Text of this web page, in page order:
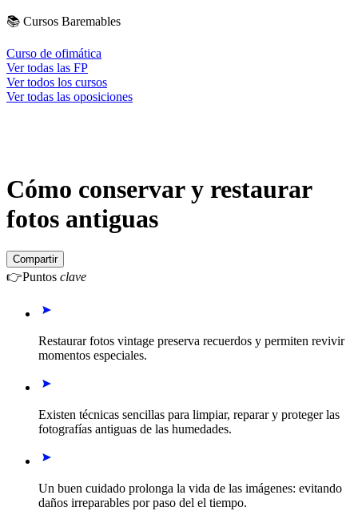
📚 Cursos Baremables
Curso de ofimática
Ver todas las FP
Ver todos los cursos
Ver todas las oposiciones
Cómo conservar y restaurar
fotos antiguas
Compartir
👉Puntos clave
Restaurar fotos vintage preserva recuerdos y permiten revivir
momentos especiales.
Existen técnicas sencillas para limpiar, reparar y proteger las
fotografías antiguas de las humedades.
Un buen cuidado prolonga la vida de las imágenes: evitando
daños irreparables por paso del el tiempo.